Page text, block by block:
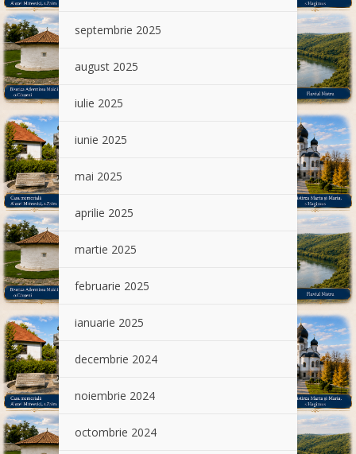
septembrie 2025
august 2025
iulie 2025
iunie 2025
mai 2025
aprilie 2025
martie 2025
februarie 2025
ianuarie 2025
decembrie 2024
noiembrie 2024
octombrie 2024